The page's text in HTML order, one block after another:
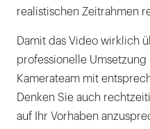
realistischen Zeitrahmen
Damit das Video wirklich
professionelle
Kamerateam mit
Denken Sie auch
auf Ihr Vorhaben